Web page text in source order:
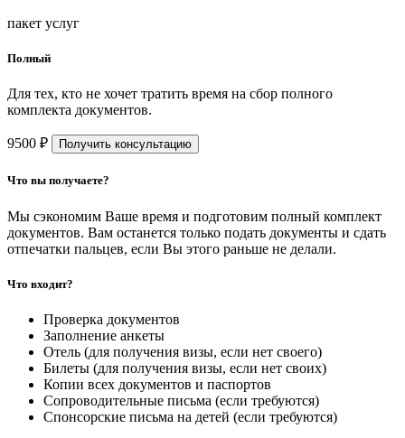
пакет услуг
Полный
Для тех, кто не хочет тратить время на сбор полного
комплекта документов.
9500 ₽ Получить консультацию
Что вы получаете?
Мы сэкономим Ваше время и подготовим полный комплект
документов. Вам останется только подать документы и сдать
отпечатки пальцев, если Вы этого раньше не делали.
Что входит?
Проверка документов
Заполнение анкеты
Отель (для получения визы, если нет своего)
Билеты (для получения визы, если нет своих)
Копии всех документов и паспортов
Сопроводительные письма (если требуются)
Спонсорские письма на детей (если требуются)